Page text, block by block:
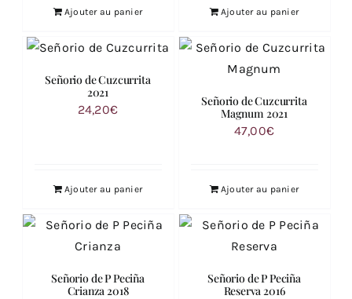
Ajouter au panier Ajouter au panier
Señorio de Cuzcurrita
2021
24,20€
Ajouter au panier
Señorio de Cuzcurrita
Magnum 2021
47,00€
Ajouter au panier
Señorio de P Peciña
Crianza 2018
Señorio de P Peciña
Reserva 2016